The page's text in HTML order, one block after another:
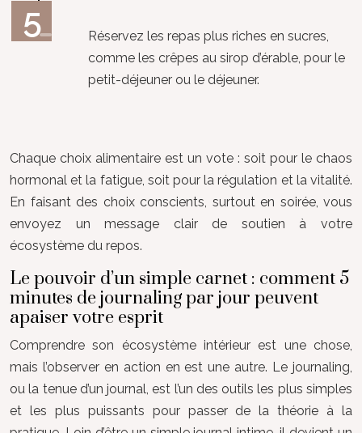
Réservez les repas plus riches en sucres,
comme les crêpes au sirop d’érable, pour le
petit-déjeuner ou le déjeuner.
Chaque choix alimentaire est un vote : soit pour le chaos
hormonal et la fatigue, soit pour la régulation et la vitalité.
En faisant des choix conscients, surtout en soirée, vous
envoyez un message clair de soutien à votre
écosystème du repos.
Le pouvoir d’un simple carnet : comment 5
minutes de journaling par jour peuvent
apaiser votre esprit
Comprendre son écosystème intérieur est une chose,
mais l’observer en action en est une autre. Le journaling,
ou la tenue d’un journal, est l’un des outils les plus simples
et les plus puissants pour passer de la théorie à la